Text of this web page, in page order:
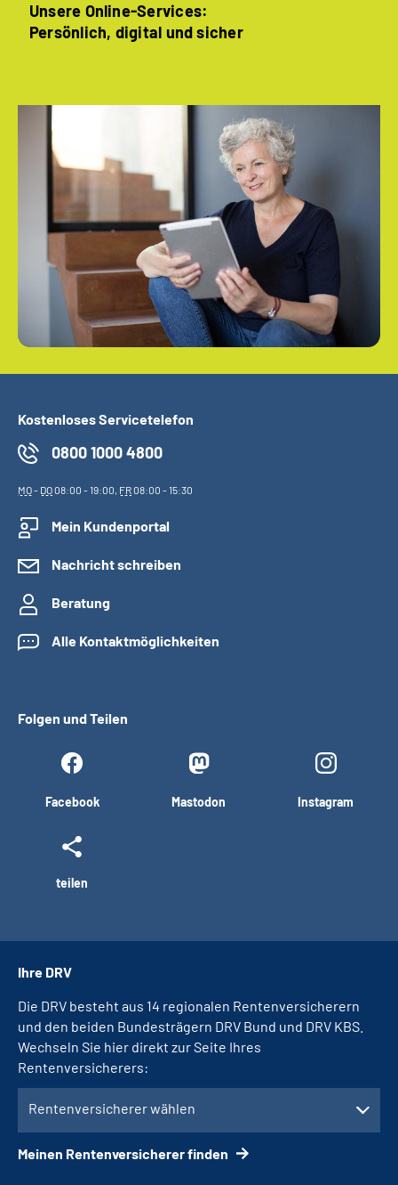
Unsere Online-Services:
Persönlich, digital und sicher
Kostenloses Servicetelefon
0800 1000 4800
MO- DO08:00 - 19:00, FR08:00 - 15:30
Mein Kundenportal
Nachricht schreiben
Beratung
Alle Kontaktmöglichkeiten
Folgen und Teilen
Facebook Mastodon Instagram
teilen
Ihre DRV
Die DRV besteht aus 14 regionalen Rentenversicherern
und den beiden Bundesträgern DRV Bund und DRV KBS.
Wechseln Sie hier direkt zur Seite Ihres
Rentenversicherers:
Rentenversicherer wählen
Meinen Rentenversicherer finden